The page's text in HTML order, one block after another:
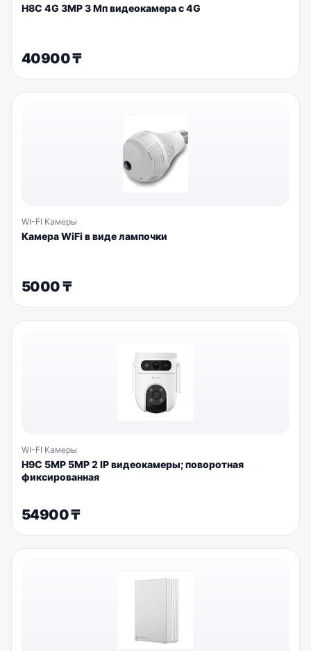
H8C 4G 3MP 3 Мп видеокамера с 4G
40900₸
WI-FI Камеры
Камера WiFi в виде лампочки
5000₸
WI-FI Камеры
H9C 5MP 5MP 2 IP видеокамеры; поворотная
фиксированная
54900₸